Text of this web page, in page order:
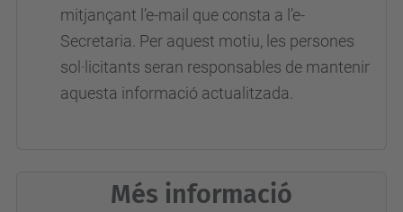
mitjançant l’e-mail que consta a l’e-
Secretaria. Per aquest motiu, les persones
sol·licitants seran responsables de mantenir
aquesta informació actualitzada.
Més informació